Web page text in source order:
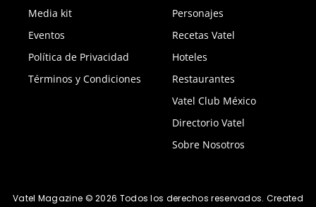
Media kit
Eventos
Política de Privacidad
Términos y Condiciones
Personajes
Recetas Vatel
Hoteles
Restaurantes
Vatel Club México
Directorio Vatel
Sobre Nosotros
Vatel Magazine © 2026 Todos los derechos reservados. Created